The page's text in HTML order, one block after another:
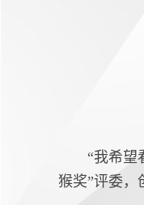
“我希望
猴奖”评委，